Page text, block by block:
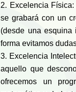
Excelencia
se grabará con un
(desde una esquina
forma evitamos
Excelencia
aquello que
ofrecemos un